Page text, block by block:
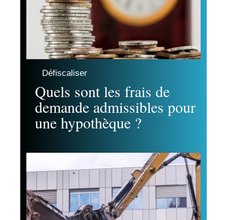
Défiscaliser
Quels sont les frais de
demande admissibles pour
une hypothèque ?